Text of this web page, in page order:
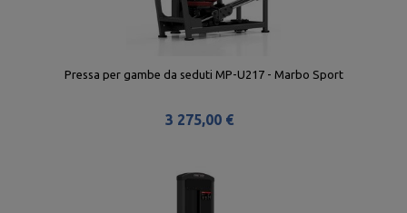
Pressa per gambe da seduti MP-U217 - Marbo Sport
3 275,00 €